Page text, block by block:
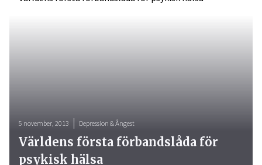
5 november, 2013 Depression & Ångest
Världens första förbandslåda för
psykisk hälsa